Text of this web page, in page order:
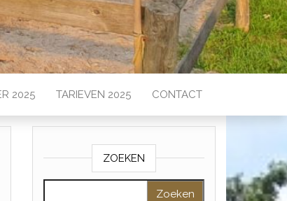
2025 TARIEVEN 2025 CONTACT
ZOEKEN